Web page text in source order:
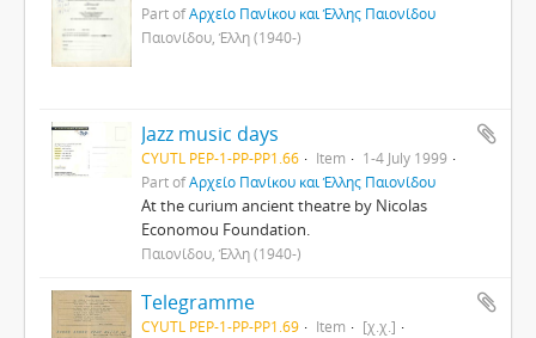
Part ofΑρχείο Πανίκου και Έλλης Παιονίδου
Παιονίδου, Έλλη (1940-)
Jazz music days
CYUTL PEP-1-PP-PP1.66 Item
1-4 July 1999
Part ofΑρχείο Πανίκου και Έλλης Παιονίδου
At the curium ancient theatre by Nicolas
Economou Foundation.
Παιονίδου, Έλλη (1940-)
Telegramme
CYUTL PEP-1-PP-PP1.69 Item
[χ.χ.]